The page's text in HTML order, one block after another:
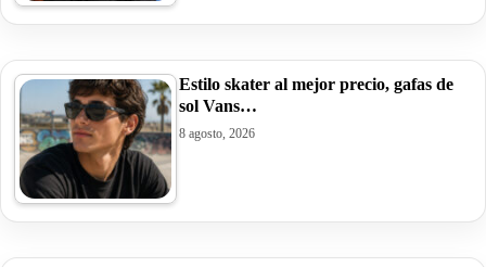
Estilo skater al mejor precio, gafas de
sol Vans…
8 agosto, 2026